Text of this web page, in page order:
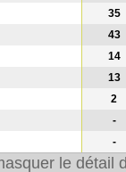
35
43
14
13
2
-
-
le détail